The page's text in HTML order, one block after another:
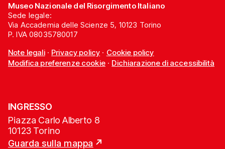
Museo Nazionale del Risorgimento Italiano
Sede legale:
Via Accademia delle Scienze 5, 10123 Torino
P. IVA 08035780017
Note legali· Privacy policy · Cookie policy
Modifica preferenze cookie· Dichiarazione di accessibilità
INGRESSO
Piazza Carlo Alberto 8
10123 Torino
Guarda sulla mappa